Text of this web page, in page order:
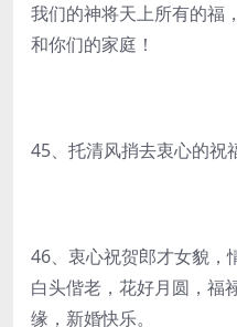
我们的神将天上所有的福
和你们的家庭！
45、托清风捎去衷心的祝
46、衷心祝贺郎才女貌，
白头偕老，花好月圆，福
缘，新婚快乐。